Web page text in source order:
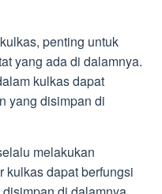
penting untuk
yang ada di dalamnya.
kulkas dapat
yang disimpan di
melakukan
kulkas dapat berfungsi